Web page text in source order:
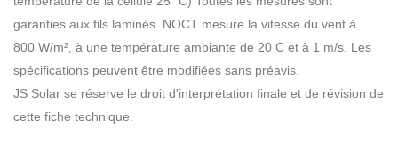
garanties aux fils laminés. NOCT mesure la vitesse du vent à
800 W/m², à une température ambiante de 20 C et à 1 m/s. Les
spécifications peuvent être modifiées sans préavis.
JS Solar se réserve le droit d'interprétation finale et de révision de
cette fiche technique.